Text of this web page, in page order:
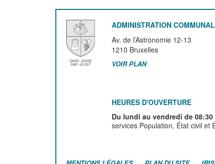
ADMINISTRATION
Av. de l’Astronomie 12-13
1210 Bruxelles
VOIR PLAN
HEURES D'OUVERTURE
Du lundi au vendredi de 08:30
services Population, État civil et